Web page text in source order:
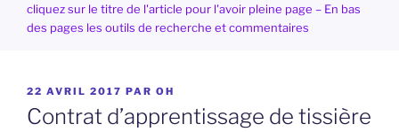
cliquez sur le titre de l'article pour l'avoir pleine page – En bas
des pages les outils de recherche et commentaires
PUBLIÉ
LE
22 AVRIL 2017 PAR OH
Contrat d’apprentissage de tissière